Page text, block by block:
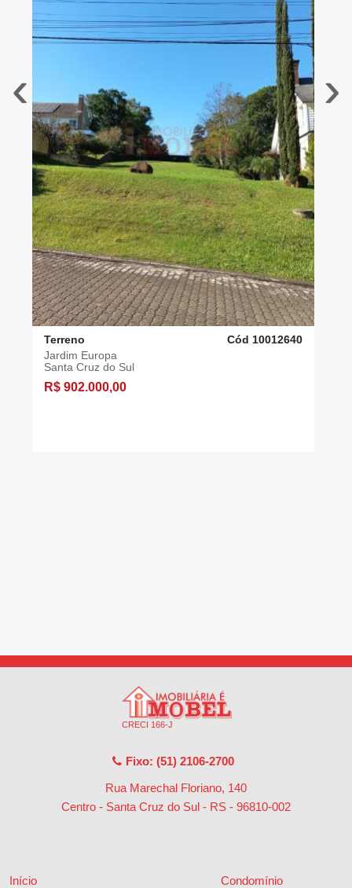
‹
Terreno
Cód 10012640
Jardim Europa
Santa Cruz do Sul
R$ 902.000,00
›
CRECI 166-J
Fixo: (51) 2106-2700
Rua Marechal Floriano, 140
Centro - Santa Cruz do Sul - RS - 96810-002
Início Condomínio